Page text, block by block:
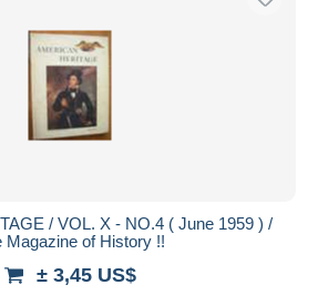
/ VOL. X - NO.4 ( June 1959 ) /
Magazine of History !!
± 3,45 US$